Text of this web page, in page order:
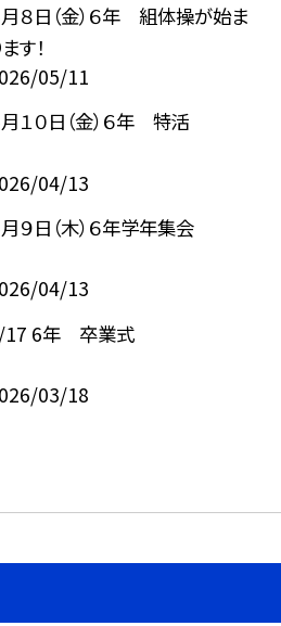
月８日（金）６年 組体操が始ま
す！
05/11
月１０日（金）６年 特活
04/13
月９日（木）６年学年集会
04/13
17 6年 卒業式
03/18